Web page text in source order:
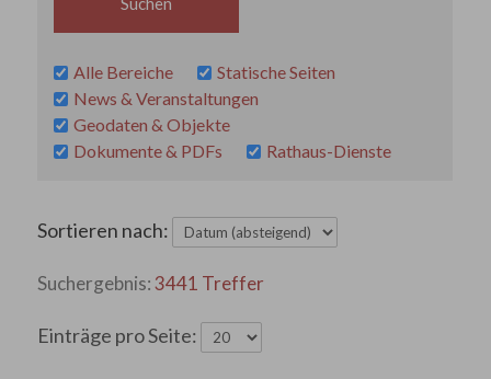
Alle Bereiche
Statische Seiten
News & Veranstaltungen
Geodaten & Objekte
Dokumente & PDFs
Rathaus-Dienste
Sortieren nach:
3441 Treffer
Einträge pro Seite: